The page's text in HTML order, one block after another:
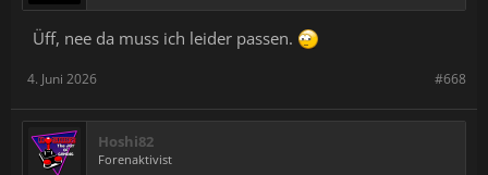
Üff, nee da muss ich leider passen.
#668
4. Juni 2026
Hoshi82
Forenaktivist